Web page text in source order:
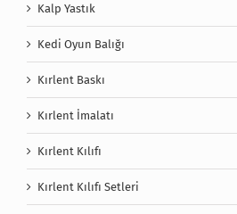
Kalp Yastık
Kedi Oyun Balığı
Kırlent Baskı
Kırlent İmalatı
Kırlent Kılıfı
Kırlent Kılıfı Setleri